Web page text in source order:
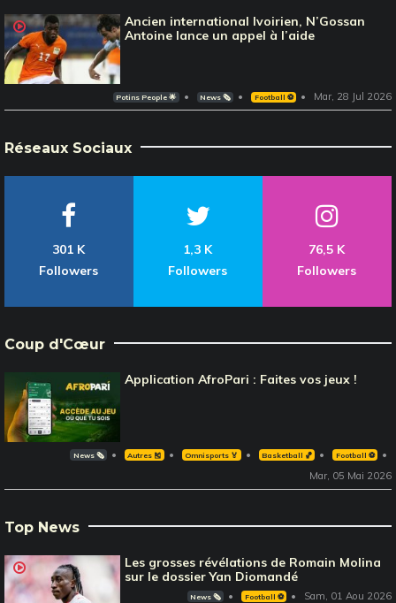
Ancien international Ivoirien, N’Gossan
Antoine lance un appel à l’aide
Potins People 🌟 News 🗞️ Football ⚽️ Mar, 28 Jul 2026
Réseaux Sociaux
301 K
Followers
1,3 K
Followers
76,5 K
Followers
Coup d'Cœur
Application AfroPari : Faites vos jeux !
News 🗞️ Autres 🎽 Omnisports 🏅 Basketball 🏀 Football ⚽️
Mar, 05 Mai 2026
Top News
Les grosses révélations de Romain Molina
sur le dossier Yan Diomandé
News 🗞️ Football ⚽️ Sam, 01 Aou 2026